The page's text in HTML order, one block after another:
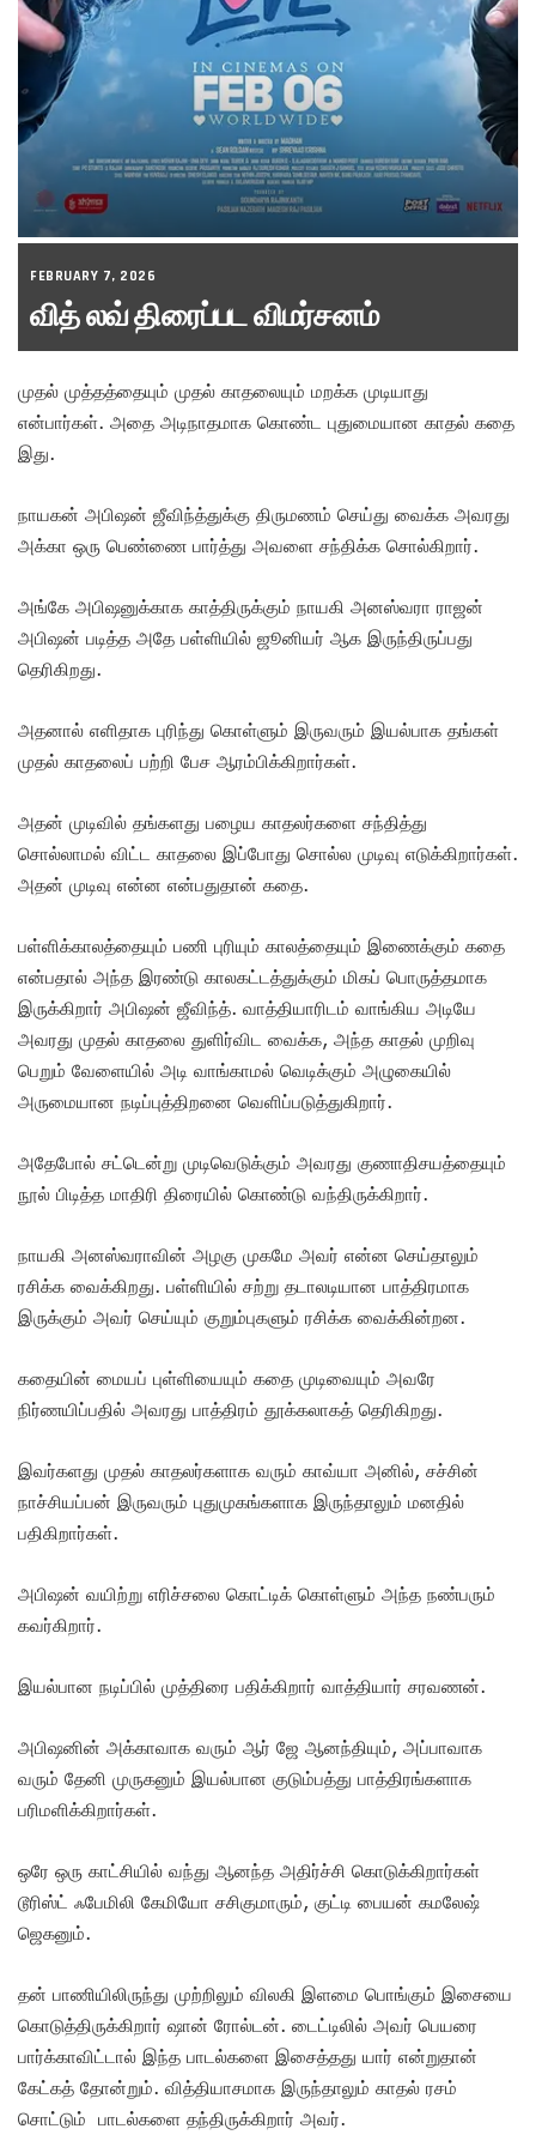
FEBRUARY 7, 2026
வித் லவ் திரைப்பட விமர்சனம்
முதல் முத்தத்தையும் முதல் காதலையும் மறக்க முடியாது
என்பார்கள். அதை அடிநாதமாக கொண்ட புதுமையான காதல் கதை
இது.
நாயகன் அபிஷன் ஜீவிந்த்துக்கு திருமணம் செய்து வைக்க அவரது
அக்கா ஒரு பெண்ணை பார்த்து அவளை சந்திக்க சொல்கிறார்.
அங்கே அபிஷனுக்காக காத்திருக்கும் நாயகி அனஸ்வரா ராஜன்
அபிஷன் படித்த அதே பள்ளியில் ஜூனியர் ஆக இருந்திருப்பது
தெரிகிறது.
அதனால் எளிதாக புரிந்து கொள்ளும் இருவரும் இயல்பாக தங்கள்
முதல் காதலைப் பற்றி பேச ஆரம்பிக்கிறார்கள்.
அதன் முடிவில் தங்களது பழைய காதலர்களை சந்தித்து
சொல்லாமல் விட்ட காதலை இப்போது சொல்ல முடிவு எடுக்கிறார்கள்.
அதன் முடிவு என்ன என்பதுதான் கதை.
பள்ளிக்காலத்தையும் பணி புரியும் காலத்தையும் இணைக்கும் கதை
என்பதால் அந்த இரண்டு காலகட்டத்துக்கும் மிகப் பொருத்தமாக
இருக்கிறார் அபிஷன் ஜீவிந்த். வாத்தியாரிடம் வாங்கிய அடியே
அவரது முதல் காதலை துளிர்விட வைக்க, அந்த காதல் முறிவு
பெறும் வேளையில் அடி வாங்காமல் வெடிக்கும் அழுகையில்
அருமையான நடிப்புத்திறனை வெளிப்படுத்துகிறார்.
அதேபோல் சட்டென்று முடிவெடுக்கும் அவரது குணாதிசயத்தையும்
நூல் பிடித்த மாதிரி திரையில் கொண்டு வந்திருக்கிறார்.
நாயகி அனஸ்வராவின் அழகு முகமே அவர் என்ன செய்தாலும்
ரசிக்க வைக்கிறது. பள்ளியில் சற்று தடாலடியான பாத்திரமாக
இருக்கும் அவர் செய்யும் குறும்புகளும் ரசிக்க வைக்கின்றன.
கதையின் மையப் புள்ளியையும் கதை முடிவையும் அவரே
நிர்ணயிப்பதில் அவரது பாத்திரம் தூக்கலாகத் தெரிகிறது.
இவர்களது முதல் காதலர்களாக வரும் காவ்யா அனில், சச்சின்
நாச்சியப்பன் இருவரும் புதுமுகங்களாக இருந்தாலும் மனதில்
பதிகிறார்கள்.
அபிஷன் வயிற்று எரிச்சலை கொட்டிக் கொள்ளும் அந்த நண்பரும்
கவர்கிறார்.
இயல்பான நடிப்பில் முத்திரை பதிக்கிறார் வாத்தியார் சரவணன்.
அபிஷனின் அக்காவாக வரும் ஆர் ஜே ஆனந்தியும், அப்பாவாக
வரும் தேனி முருகனும் இயல்பான குடும்பத்து பாத்திரங்களாக
பரிமளிக்கிறார்கள்.
ஒரே ஒரு காட்சியில் வந்து ஆனந்த அதிர்ச்சி கொடுக்கிறார்கள்
டூரிஸ்ட் ஃபேமிலி கேமியோ சசிகுமாரும், குட்டி பையன் கமலேஷ்
ஜெகனும்.
தன் பாணியிலிருந்து முற்றிலும் விலகி இளமை பொங்கும் இசையை
கொடுத்திருக்கிறார் ஷான் ரோல்டன். டைட்டிலில் அவர் பெயரை
பார்க்காவிட்டால் இந்த பாடல்களை இசைத்தது யார் என்றுதான்
கேட்கத் தோன்றும். வித்தியாசமாக இருந்தாலும் காதல் ரசம்
சொட்டும் பாடல்களை தந்திருக்கிறார் அவர்.